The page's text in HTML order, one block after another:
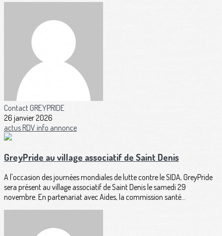
Contact GREYPRIDE
26 janvier 2026
actusRDV info annonce
GreyPride au village associatif de Saint Denis
A l'occasion des journées mondiales de lutte contre le SIDA, GreyPride
sera présent au village associatif de Saint Denis le samedi 29
novembre. En partenariat avec Aides, la commission santé...